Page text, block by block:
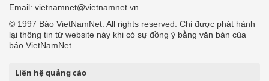
Email: vietnamnet@vietnamnet.vn
© 1997 Báo VietNamNet. All rights reserved. Chỉ được phát hành
lại thông tin từ website này khi có sự đồng ý bằng văn bản của
báo VietNamNet.
Liên hệ quảng cáo